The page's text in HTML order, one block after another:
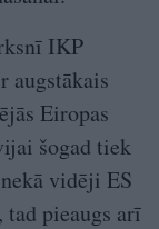
IKP
augstākais
Eiropas
šogad tiek
vidēji ES
tad pieaugs arī